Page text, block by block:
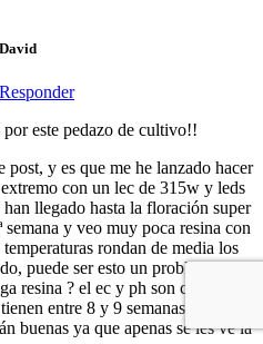
David
Responder
este pedazo de cultivo!!
y es que me he lanzado hacer
con un lec de 315w y leds
llegado hasta la floración super
semana y veo muy poca resina con
rondan de media los
puede ser esto un problema de
resina ? el ec y ph son correctos
entre 8 y 9 semanas de flora.
buenas ya que apenas se les ve la